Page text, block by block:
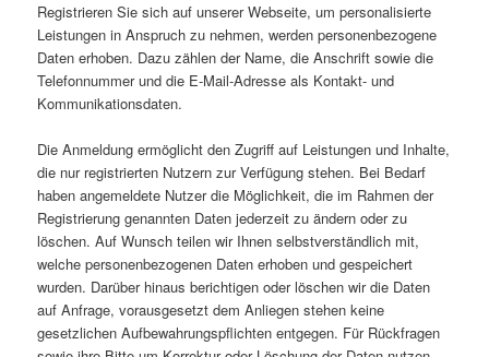
Registrieren Sie sich auf unserer Webseite, um personalisierte
Leistungen in Anspruch zu nehmen, werden personenbezogene
Daten erhoben. Dazu zählen der Name, die Anschrift sowie die
Telefonnummer und die E-Mail-Adresse als Kontakt- und
Kommunikationsdaten.
Die Anmeldung ermöglicht den Zugriff auf Leistungen und Inhalte,
die nur registrierten Nutzern zur Verfügung stehen. Bei Bedarf
haben angemeldete Nutzer die Möglichkeit, die im Rahmen der
Registrierung genannten Daten jederzeit zu ändern oder zu
löschen. Auf Wunsch teilen wir Ihnen selbstverständlich mit,
welche personenbezogenen Daten erhoben und gespeichert
wurden. Darüber hinaus berichtigen oder löschen wir die Daten
auf Anfrage, vorausgesetzt dem Anliegen stehen keine
gesetzlichen Aufbewahrungspflichten entgegen. Für Rückfragen